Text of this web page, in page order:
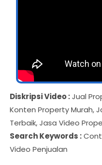
Diskripsi Video :Jual
Konten Property Murah,
Terbaik, Jasa Video
Search Keywords :
Video Penjualan